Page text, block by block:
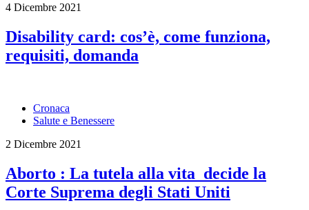
4 Dicembre 2021
Disability card: cos’è, come funziona,
requisiti, domanda
Cronaca
Salute e Benessere
2 Dicembre 2021
Aborto : La tutela alla vita decide la
Corte Suprema degli Stati Uniti